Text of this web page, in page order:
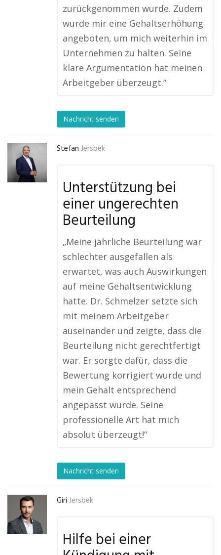
zurückgenommen wurde. Zudem
wurde mir eine Gehaltserhöhung
angeboten, um mich weiterhin im
Unternehmen zu halten. Seine
klare Argumentation hat meinen
Arbeitgeber überzeugt.“
Nachricht senden
Stefan Jersbek
Unterstützung bei
einer ungerechten
Beurteilung
„Meine jährliche Beurteilung war
schlechter ausgefallen als
erwartet, was auch Auswirkungen
auf meine Gehaltsentwicklung
hatte. Dr. Schmelzer setzte sich
mit meinem Arbeitgeber
auseinander und zeigte, dass die
Beurteilung nicht gerechtfertigt
war. Er sorgte dafür, dass die
Bewertung korrigiert wurde und
mein Gehalt entsprechend
angepasst wurde. Seine
professionelle Art hat mich
absolut überzeugt!“
Nachricht senden
Giri Jersbek
Hilfe bei einer